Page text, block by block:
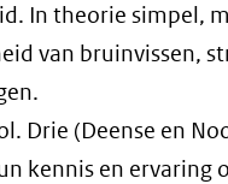
In theorie simpel,
van bruinvissen,
Drie (Deense en
kennis en ervaring